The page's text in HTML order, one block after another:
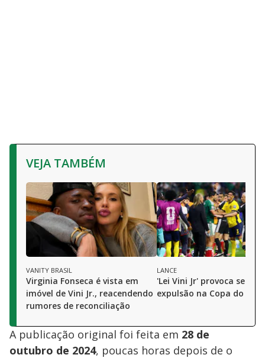
VEJA TAMBÉM
VANITY BRASIL
Virginia Fonseca é vista em
imóvel de Vini Jr., reacendendo
rumores de reconciliação
LANCE
'Lei Vini Jr' provoca
expulsão na Copa do
A publicação original foi feita em 28 de
outubro de 2024, poucas horas depois de o